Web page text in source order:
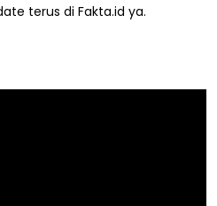
terus di Fakta.id ya.